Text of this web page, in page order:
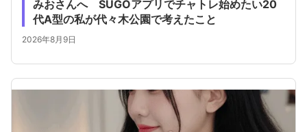
みおさんへ SUGOアプリでチャトレ始めたい20
代A型の私が代々木公園で考えたこと
2026年8月9日